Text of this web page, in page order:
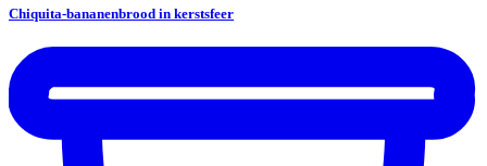
Chiquita-bananenbrood in kerstsfeer